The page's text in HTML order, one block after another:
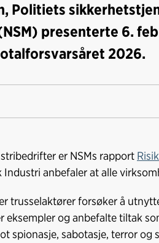
Politiets
presenterte 6.
2026.
er NSMs rapport
Industri anbefaler at alle
trusselaktører forsøker å
eksempler og anbefalte tiltak
spionasje, sabotasje, terror